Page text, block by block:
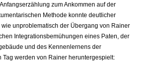
zum Ankommen auf der
Methode konnte deutlicher
unproblematisch der Übergang von Rainer
Integrationsbemühungen eines Paten, der
und des Kennenlernens der
Tag werden von Rainer heruntergespielt: